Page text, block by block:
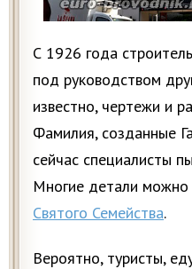
С 1926 года
под руководством
известно, чертежи и
Фамилия, созданные
сейчас специалисты
Многие детали можно
Святого Семейства.
Вероятно, туристы,